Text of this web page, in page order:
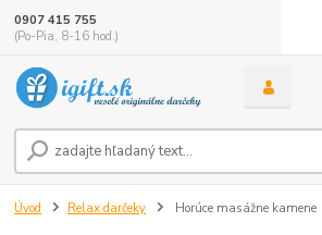
0907 415 755
(Po-Pia, 8-16 hod.)
Úvod Relax darčeky Horúce masážne kamene